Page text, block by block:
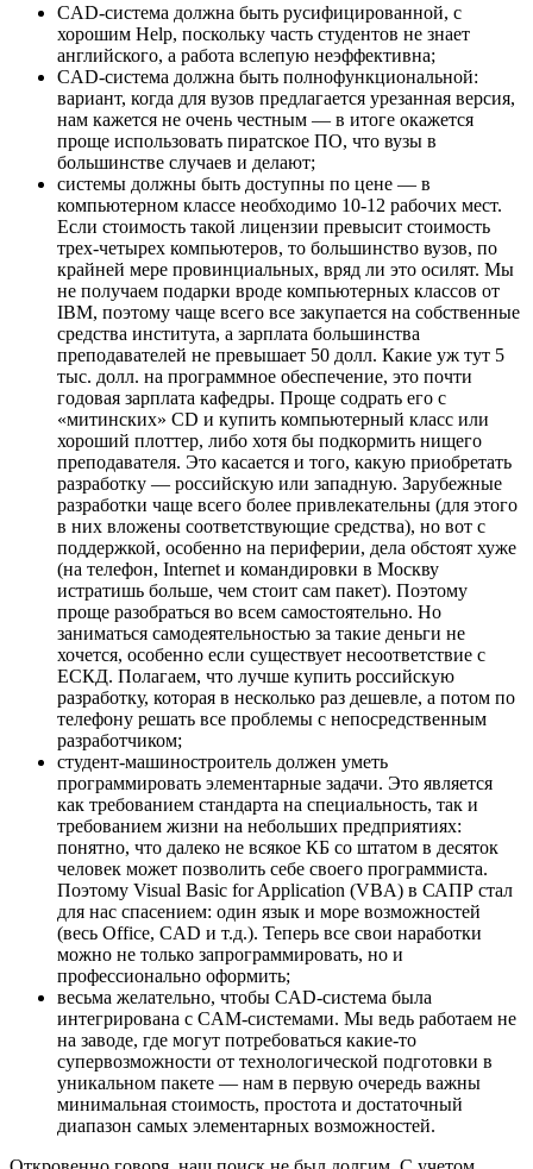
CAD-система должна быть русифицированной, с
хорошим Help, поскольку часть студентов не знает
английского, а работа вслепую неэффективна;
CAD-система должна быть полнофункциональной:
вариант, когда для вузов предлагается урезанная версия,
нам кажется не очень честным — в итоге окажется
проще использовать пиратское ПО, что вузы в
большинстве случаев и делают;
системы должны быть доступны по цене — в
компьютерном классе необходимо 10-12 рабочих мест.
Если стоимость такой лицензии превысит стоимость
трех-четырех компьютеров, то большинство вузов, по
крайней мере провинциальных, вряд ли это осилят. Мы
не получаем подарки вроде компьютерных классов от
IBM, поэтому чаще всего все закупается на собственные
средства института, а зарплата большинства
преподавателей не превышает 50 долл. Какие уж тут 5
тыс. долл. на программное обеспечение, это почти
годовая зарплата кафедры. Проще содрать его с
«митинских» CD и купить компьютерный класс или
хороший плоттер, либо хотя бы подкормить нищего
преподавателя. Это касается и того, какую приобретать
разработку — российскую или западную. Зарубежные
разработки чаще всего более привлекательны (для этого
в них вложены соответствующие средства), но вот с
поддержкой, особенно на периферии, дела обстоят хуже
(на телефон, Internet и командировки в Москву
истратишь больше, чем стоит сам пакет). Поэтому
проще разобраться во всем самостоятельно. Но
заниматься самодеятельностью за такие деньги не
хочется, особенно если существует несоответствие с
ЕСКД. Полагаем, что лучше купить российскую
разработку, которая в несколько раз дешевле, а потом по
телефону решать все проблемы с непосредственным
разработчиком;
студент-машиностроитель должен уметь
программировать элементарные задачи. Это является
как требованием стандарта на специальность, так и
требованием жизни на небольших предприятиях:
понятно, что далеко не всякое КБ со штатом в десяток
человек может позволить себе своего программиста.
Поэтому Visual Basic for Application (VBA) в САПР стал
для нас спасением: один язык и море возможностей
(весь Office, CAD и т.д.). Теперь все свои наработки
можно не только запрограммировать, но и
профессионально оформить;
весьма желательно, чтобы CAD-система была
интегрирована с CAM-системами. Мы ведь работаем не
на заводе, где могут потребоваться какие-то
супервозможности от технологической подготовки в
уникальном пакете — нам в первую очередь важны
минимальная стоимость, простота и достаточный
диапазон самых элементарных возможностей.